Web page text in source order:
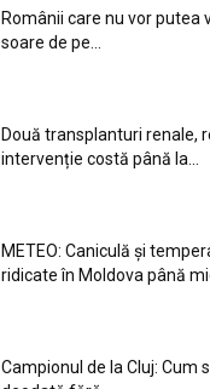
Românii care nu vor putea
soare de pe...
Două transplanturi renale,
intervenție costă până la...
METEO: Caniculă și
ridicate în Moldova până
Campionul de la Cluj: Cum